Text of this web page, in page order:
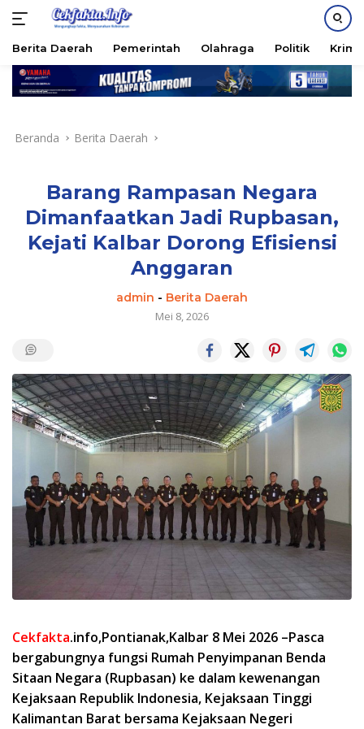
Langsung
Berita Daerah Pemerintah Olahraga Politik
Beranda Berita Daerah
Barang Rampasan Negara
Dimanfaatkan Jadi Rupbasan,
Kejati Kalbar Dorong Efisiensi
Anggaran
admin - Berita Daerah
Mei 8, 2026
Cekfakta.info,Pontianak,Kalbar 8 Mei 2026 –Pasca
bergabungnya fungsi Rumah Penyimpanan Benda
Sitaan Negara (Rupbasan) ke dalam kewenangan
Kejaksaan Republik Indonesia, Kejaksaan Tinggi
Kalimantan Barat bersama Kejaksaan Negeri